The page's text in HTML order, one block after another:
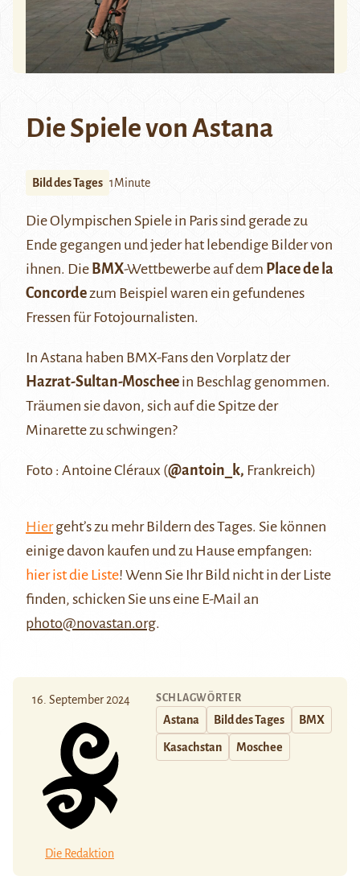
Die Spiele von Astana
Bild des Tages 1Minute
Die Olympischen Spiele in Paris sind gerade zu
Ende gegangen und jeder hat lebendige Bilder von
ihnen. Die BMX-Wettbewerbe auf dem Place de la
Concordezum Beispiel waren ein gefundenes
Fressen für Fotojournalisten.
In Astana haben BMX-Fans den Vorplatz der
Hazrat-Sultan-Moschee in Beschlag genommen.
Träumen sie davon, sich auf die Spitze der
Minarette zu schwingen?
Foto : Antoine Cléraux (@antoin_k, Frankreich)
Hiergeht’s zu mehr Bildern des Tages. Sie können
einige davon kaufen und zu Hause empfangen:
hier ist die Liste! Wenn Sie Ihr Bild nicht in der Liste
finden, schicken Sie uns eine E-Mail an
photo@novastan.org.
16. September 2024
Die Redaktion
SCHLAGWÖRTER
Astana Bild des Tages BMX
Kasachstan Moschee